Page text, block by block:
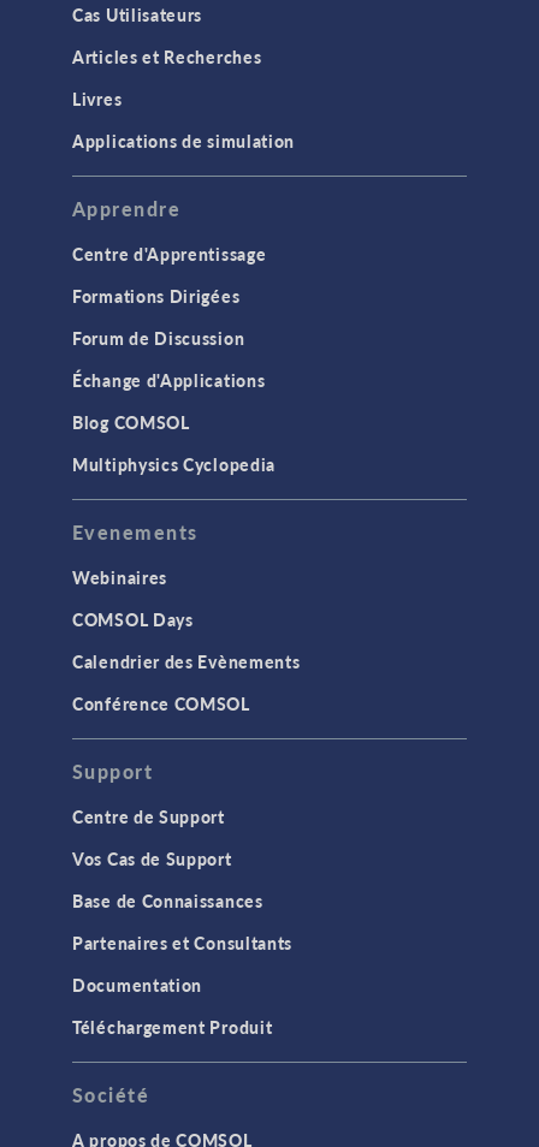
Cas Utilisateurs
Articles et Recherches
Livres
Applications de simulation
Apprendre
Centre d'Apprentissage
Formations Dirigées
Forum de Discussion
Échange d'Applications
Blog COMSOL
Multiphysics Cyclopedia
Evenements
Webinaires
COMSOL Days
Calendrier des Evènements
Conférence COMSOL
Support
Centre de Support
Vos Cas de Support
Base de Connaissances
Partenaires et Consultants
Documentation
Téléchargement Produit
Société
A propos de COMSOL